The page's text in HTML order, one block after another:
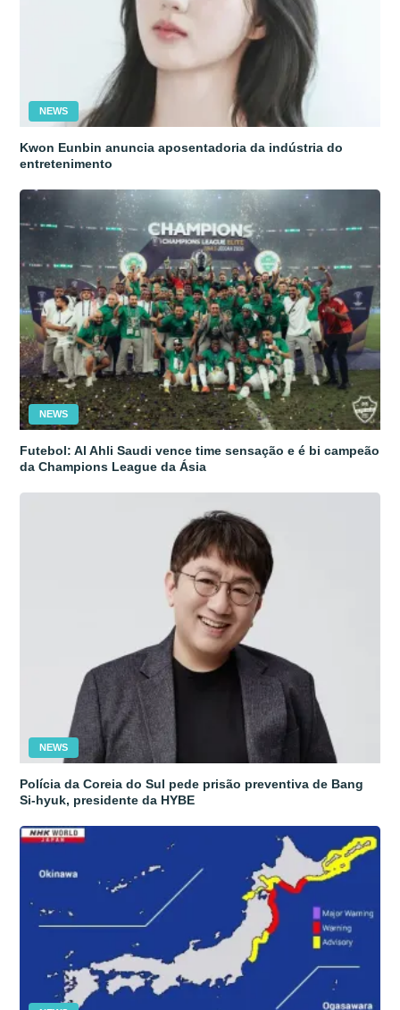
NEWS
Kwon Eunbin anuncia aposentadoria da indústria do
entretenimento
NEWS
Futebol: Al Ahli Saudi vence time sensação e é bi campeão
da Champions League da Ásia
NEWS
Polícia da Coreia do Sul pede prisão preventiva de Bang
Si-hyuk, presidente da HYBE